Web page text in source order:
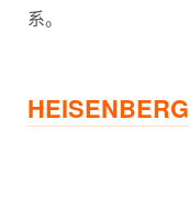
系。